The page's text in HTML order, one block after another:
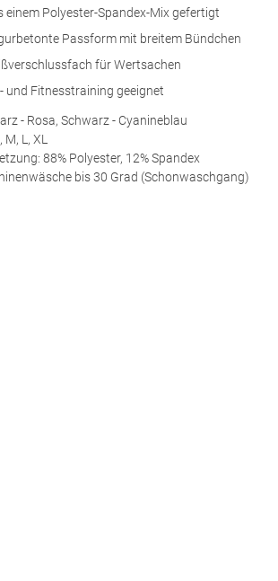
einem Polyester-Spandex-Mix gefertigt
Passform mit breitem Bündchen
für Wertsachen
und Fitnesstraining geeignet
- Rosa, Schwarz - Cyanineblau
L, XL
88% Polyester, 12% Spandex
bis 30 Grad (Schonwaschgang)